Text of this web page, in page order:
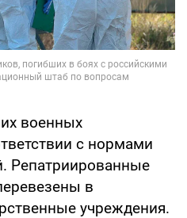
военных
с нормами
Репатриированные
в
учреждения.